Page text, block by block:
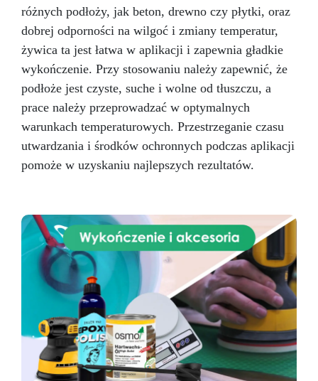
różnych podłoży, jak beton, drewno czy płytki, oraz
dobrej odporności na wilgoć i zmiany temperatur,
żywica ta jest łatwa w aplikacji i zapewnia gładkie
wykończenie. Przy stosowaniu należy zapewnić, że
podłoże jest czyste, suche i wolne od tłuszczu, a
prace należy przeprowadzać w optymalnych
warunkach temperaturowych. Przestrzeganie czasu
utwardzania i środków ochronnych podczas aplikacji
pomoże w uzyskaniu najlepszych rezultatów.